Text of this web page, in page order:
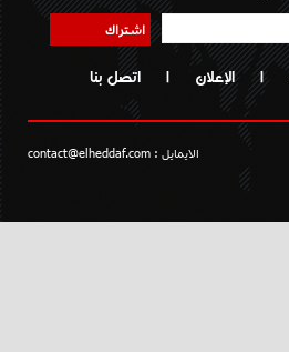
اشتراك
| الإعلان | اتصل بنا
الايمايل : contact@elheddaf.com